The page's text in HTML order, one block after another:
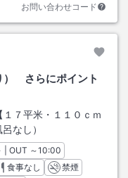
お問い合わせコード
） さらにポイント
７平米・１１０ｃｍ
なし）
イン
| OUT チェックアウト
～10:00
食事なし
禁煙